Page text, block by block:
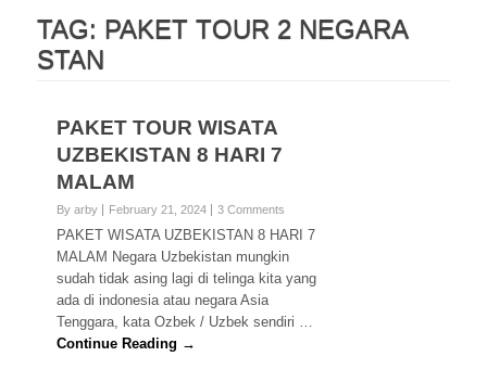
TAG: PAKET TOUR 2 NEGARA
STAN
PAKET TOUR WISATA
UZBEKISTAN 8 HARI 7
MALAM
By arby February 21, 2024 3 Comments
PAKET WISATA UZBEKISTAN 8 HARI 7
MALAM Negara Uzbekistan mungkin
sudah tidak asing lagi di telinga kita yang
ada di indonesia atau negara Asia
Tenggara, kata Ozbek / Uzbek sendiri …
Continue Reading →